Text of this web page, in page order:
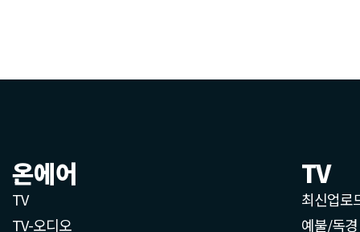
온에어
TV
TV-오디오
TV
최신업로
예불/독경